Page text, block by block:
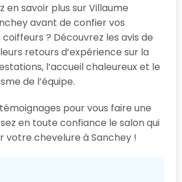
en savoir plus sur Villaume
avant de confier vos
? Découvrez les avis de
retours d’expérience sur la
l’accueil chaleureux et le
de l’équipe.
pour vous faire une
en toute confiance le salon qui
votre chevelure à Sanchey !